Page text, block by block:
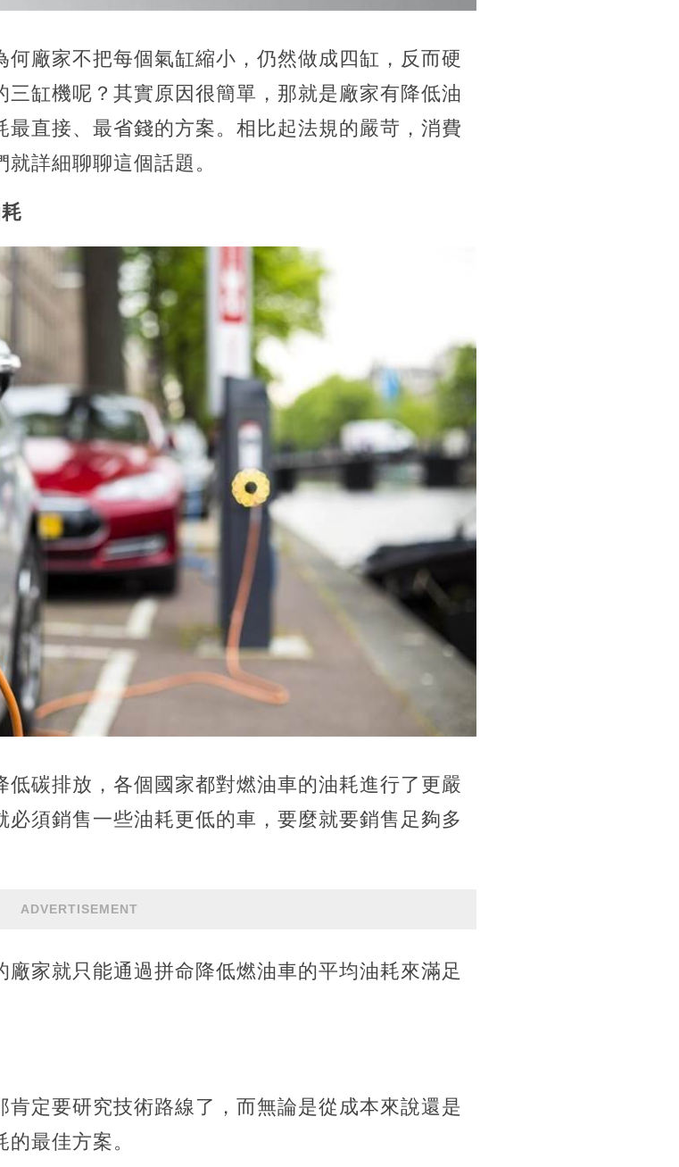
廠家不把每個氣缸縮小，仍然做成四缸，反而硬
缸機呢？其實原因很簡單，那就是廠家有降低油
直接、最省錢的方案。相比起法規的嚴苛，消費
詳細聊聊這個話題。
碳排放，各個國家都對燃油車的油耗進行了更嚴
須銷售一些油耗更低的車，要麼就要銷售足夠多
ADVERTISEMENT
家就只能通過拼命降低燃油車的平均油耗來滿足
定要研究技術路線了，而無論是從成本來說還是
最佳方案。